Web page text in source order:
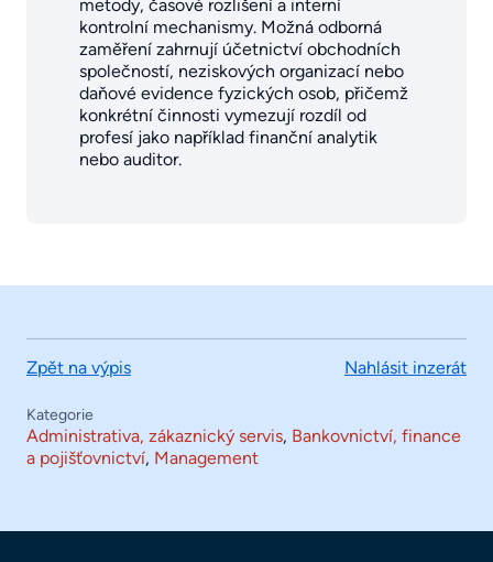
metody, časové rozlišení a interní
kontrolní mechanismy. Možná odborná
zaměření zahrnují účetnictví obchodních
společností, neziskových organizací nebo
daňové evidence fyzických osob, přičemž
konkrétní činnosti vymezují rozdíl od
profesí jako například finanční analytik
nebo auditor.
Zpět na výpis Nahlásit inzerát
Kategorie
Administrativa, zákaznický servis, Bankovnictví, finance
a pojišťovnictví, Management